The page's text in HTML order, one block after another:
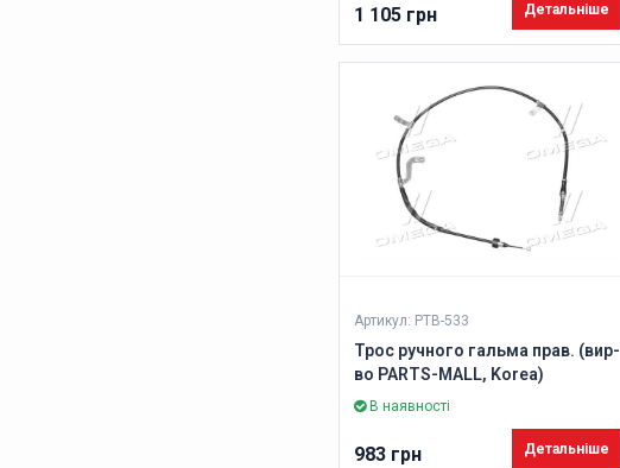
1 105 грн Детальніше
Артикул: PTB-533
Трос ручного гальма прав. (вир-
во PARTS-MALL, Korea)
В наявності
983 грн Детальніше